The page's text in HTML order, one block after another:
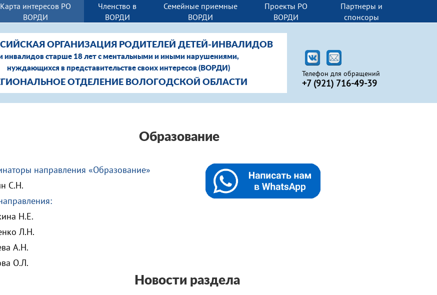
Карта интересов РО
ВОРДИ
Членство в
ВОРДИ
Семейные приемные
ВОРДИ
Проекты РО
ВОРДИ
Партнеры и
спонсоры
Телефон для обращений
+7 (921) 716-49-39
ОРГАНИЗАЦИЯ РОДИТЕЛЕЙ ДЕТЕЙ-ИНВАЛИДОВ
инвалидов старше 18 лет с ментальными и иными нарушениями,
нуждающихся в представительстве своих интересов (ВОРДИ)
ОТДЕЛЕНИЕ ВОЛОГОДСКОЙ ОБЛАСТИ
Образование
направления «Образование»
С.Н.
Н.Е.
Л.Н.
А.Н.
О.Л.
Новости раздела